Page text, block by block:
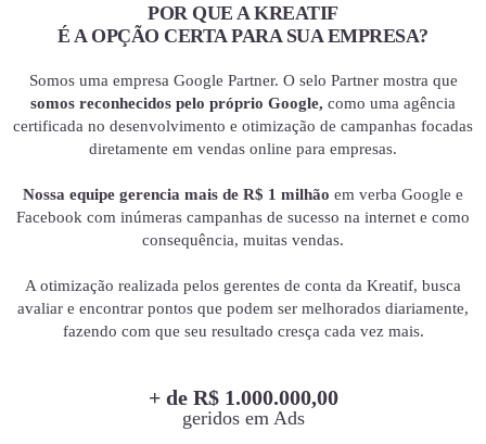
POR QUE A KREATIF
É A OPÇÃO CERTA PARA SUA EMPRESA?
Somos uma empresa Google Partner. O selo Partner mostra que
somos reconhecidos pelo próprio Google, como uma agência
certificada no desenvolvimento e otimização de campanhas focadas
diretamente em vendas online para empresas.
Nossa equipe gerencia mais de R$ 1 milhão em verba Google e
Facebook com inúmeras campanhas de sucesso na internet e como
consequência, muitas vendas.
A otimização realizada pelos gerentes de conta da Kreatif, busca
avaliar e encontrar pontos que podem ser melhorados diariamente,
fazendo com que seu resultado cresça cada vez mais.
+ de R$ 1.000.000,00
geridos em Ads